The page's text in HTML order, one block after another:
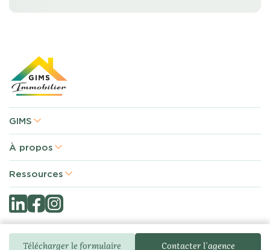
Télécharger le formulaire Contacter l'agence
GIMS
À propos
Ressources